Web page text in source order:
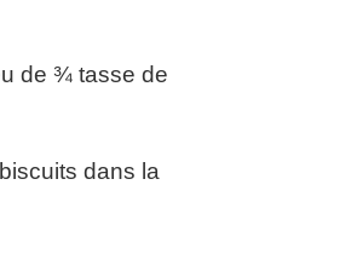
de ¾ tasse de
dans la